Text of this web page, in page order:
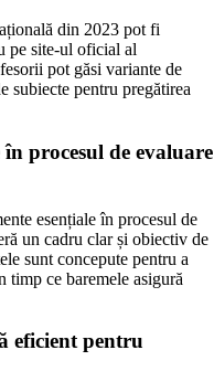
din 2023 pot fi
pe site-ul oficial al
pot găsi variante de
subiecte pentru pregătirea
procesul de evaluare
esențiale în procesul de
un cadru clar și obiectiv de
sunt concepute pentru a
timp ce baremele asigură
eficient pentru